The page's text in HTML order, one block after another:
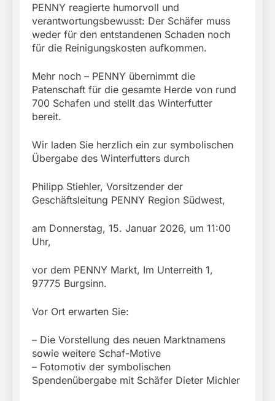
PENNY reagierte humorvoll und
verantwortungsbewusst: Der Schäfer muss
weder für den entstandenen Schaden noch
für die Reinigungskosten aufkommen.
Mehr noch – PENNY übernimmt die
Patenschaft für die gesamte Herde von rund
700 Schafen und stellt das Winterfutter
bereit.
Wir laden Sie herzlich ein zur symbolischen
Übergabe des Winterfutters durch
Philipp Stiehler, Vorsitzender der
Geschäftsleitung PENNY Region Südwest,
am Donnerstag, 15. Januar 2026, um 11:00
Uhr,
vor dem PENNY Markt, Im Unterreith 1,
97775 Burgsinn.
Vor Ort erwarten Sie:
– Die Vorstellung des neuen Marktnamens
sowie weitere Schaf-Motive
– Fotomotiv der symbolischen
Spendenübergabe mit Schäfer Dieter Michler